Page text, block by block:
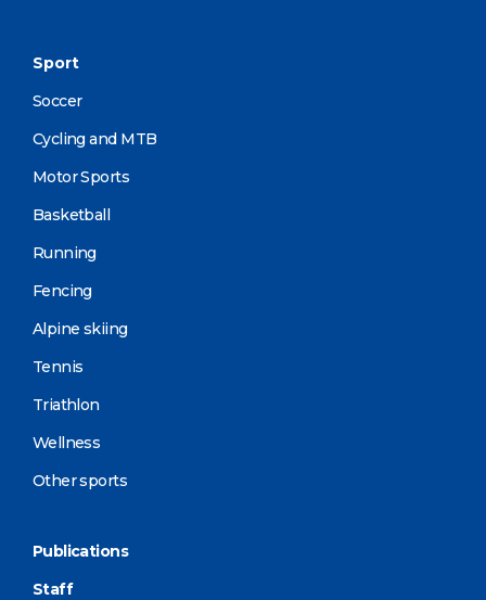
Sport
Soccer
Cycling and MTB
Motor Sports
Basketball
Running
Fencing
Alpine skiing
Tennis
Triathlon
Wellness
Other sports
Publications
Staff